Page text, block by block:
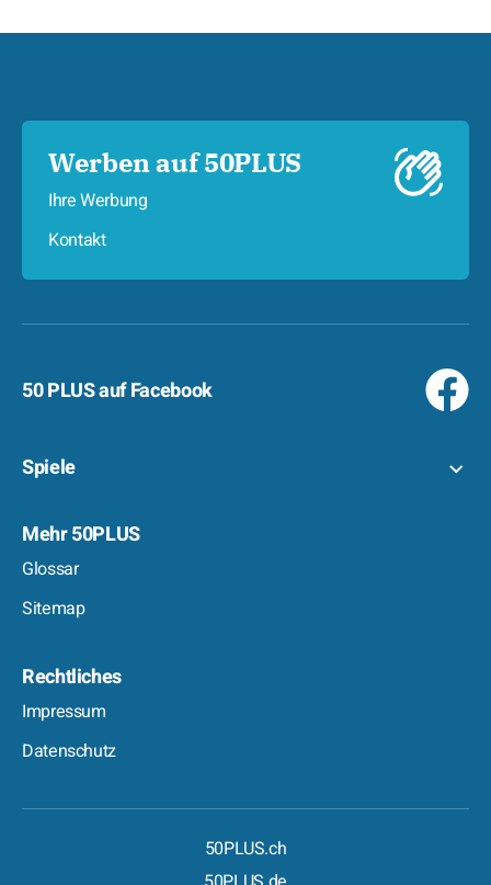
Werben auf 50PLUS
Ihre Werbung
Kontakt
50 PLUS auf Facebook
Spiele
Mehr 50PLUS
Glossar
Sitemap
Rechtliches
Impressum
Datenschutz
50PLUS.ch